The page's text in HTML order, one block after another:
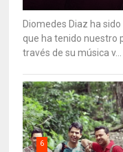
Diomedes Diaz ha
que ha tenido nuestro
través de su música v...
6